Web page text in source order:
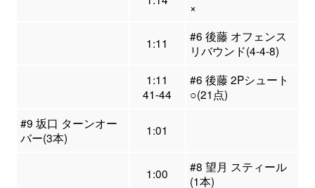
×
1:11
#6 後藤 オフェンス
リバウンド(4-4-8)
1:11
41-44
#6 後藤 2Pシュート
○(21点)
#9 坂口 ターンオー
バー(3本)
1:01
1:00
#8 望月 スティール
(1本)